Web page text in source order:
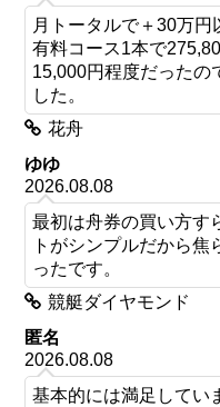
月トータルで＋30万円
有料コース1本で
15,000円程度だったの
した。
花舟
ゆゆ
2026.08.08
最初は舟券の買い方す
トがシンプルだから
ったです。
競艇ダイヤモンド
匿名
2026.08.08
基本的には満足してい